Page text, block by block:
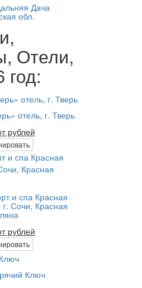
Дача
обл.
Отели,
отель, г. Тверь
рублей
и спа Красная
Сочи, Красная
рублей
Ключ